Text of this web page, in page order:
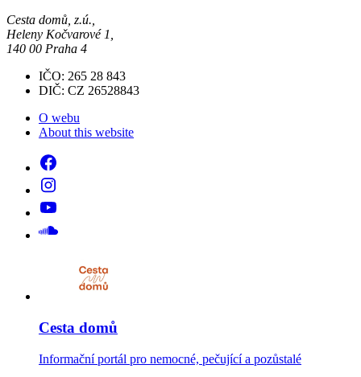
Cesta domů, z.ú.,
Heleny Kočvarové 1,
140 00 Praha 4
IČO: 265 28 843
DIČ: CZ 26528843
O webu
About this website
Cesta domů
Informační portál pro nemocné, pečující a pozůstalé